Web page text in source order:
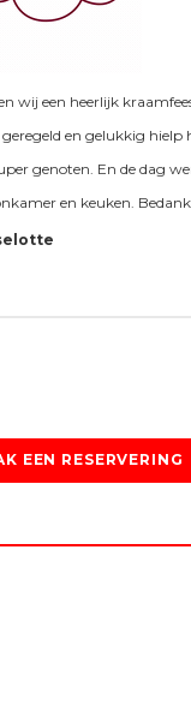
wij een heerlijk
en gelukkig hielp
genoten. En de dag
en keuken.
EEN RESERVERING